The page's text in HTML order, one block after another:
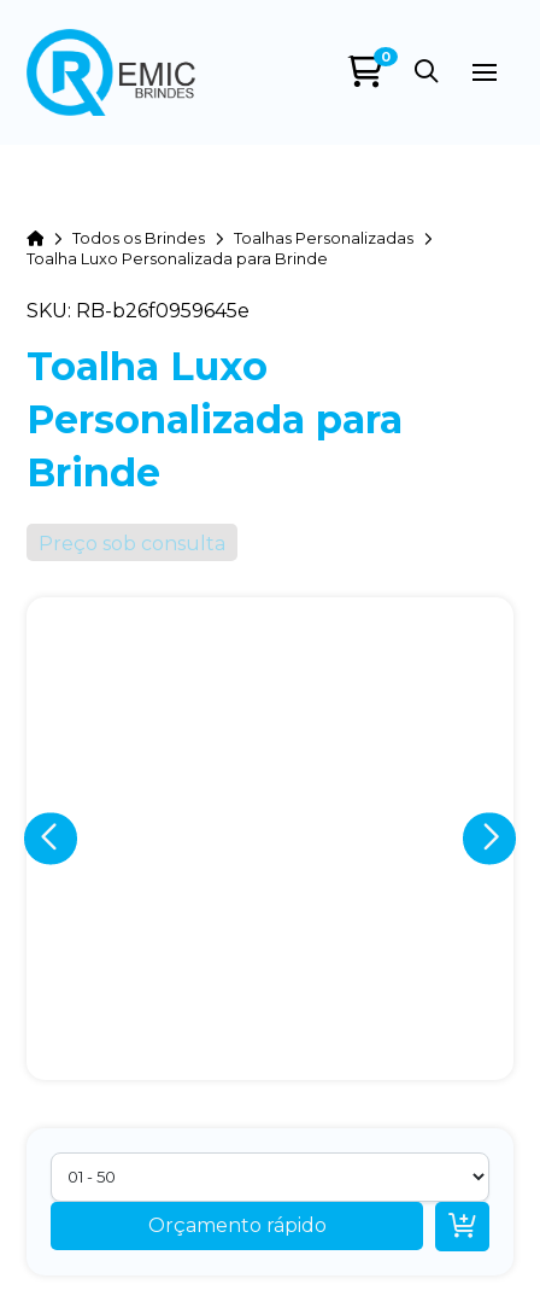
0
HomeTodos os Brindes
Toalhas Personalizadas
Toalha Luxo Personalizada para Brinde
SKU: RB-b26f0959645e
Toalha Luxo
Personalizada para
Brinde
Preço sob consulta
Orçamento rápido 